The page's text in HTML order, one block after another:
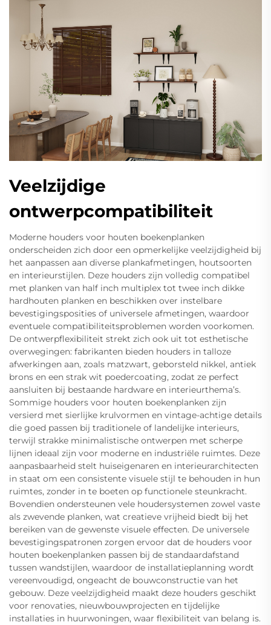
Veelzijdige
ontwerpcompatibiliteit
Moderne houders voor houten boekenplanken
onderscheiden zich door een opmerkelijke veelzijdigheid bij
het aanpassen aan diverse plankafmetingen, houtsoorten
en interieurstijlen. Deze houders zijn volledig compatibel
met planken van half inch multiplex tot twee inch dikke
hardhouten planken en beschikken over instelbare
bevestigingsposities of universele afmetingen, waardoor
eventuele compatibiliteitsproblemen worden voorkomen.
De ontwerpflexibiliteit strekt zich ook uit tot esthetische
overwegingen: fabrikanten bieden houders in talloze
afwerkingen aan, zoals matzwart, geborsteld nikkel, antiek
brons en een strak wit poedercoating, zodat ze perfect
aansluiten bij bestaande hardware en interieurthema’s.
Sommige houders voor houten boekenplanken zijn
versierd met sierlijke krulvormen en vintage-achtige details
die goed passen bij traditionele of landelijke interieurs,
terwijl strakke minimalistische ontwerpen met scherpe
lijnen ideaal zijn voor moderne en industriële ruimtes. Deze
aanpasbaarheid stelt huiseigenaren en interieurarchitecten
in staat om een consistente visuele stijl te behouden in hun
ruimtes, zonder in te boeten op functionele steunkracht.
Bovendien ondersteunen vele houdersystemen zowel vaste
als zwevende planken, wat creatieve vrijheid biedt bij het
bereiken van de gewenste visuele effecten. De universele
bevestigingspatronen zorgen ervoor dat de houders voor
houten boekenplanken passen bij de standaardafstand
tussen wandstijlen, waardoor de installatieplanning wordt
vereenvoudigd, ongeacht de bouwconstructie van het
gebouw. Deze veelzijdigheid maakt deze houders geschikt
voor renovaties, nieuwbouwprojecten en tijdelijke
installaties in huurwoningen, waar flexibiliteit van belang is.